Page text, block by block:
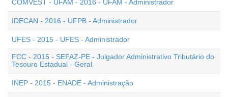
COMVEST - UFAM - 2016 - UFAM - Administrador
IDECAN - 2016 - UFPB - Administrador
UFES - 2015 - UFES - Administrador
FCC - 2015 - SEFAZ-PE - Julgador Administrativo Tributário do
Tesouro Estadual - Geral
INEP - 2015 - ENADE - Administração